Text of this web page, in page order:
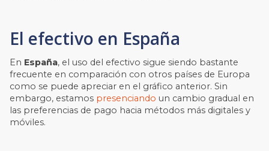
El efectivo en España
En España, el uso del efectivo sigue siendo bastante
frecuente en comparación con otros países de Europa
como se puede apreciar en el gráfico anterior. Sin
embargo, estamos presenciando un cambio gradual en
las preferencias de pago hacia métodos más digitales y
móviles.